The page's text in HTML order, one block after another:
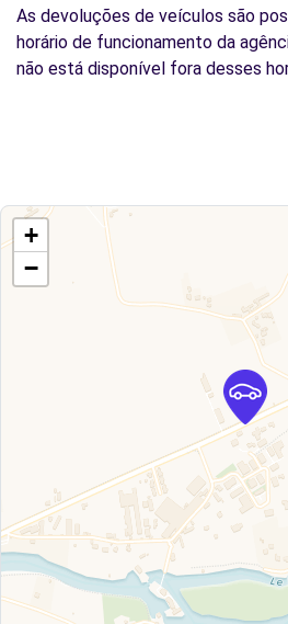
As devoluções de veículos são
horário de funcionamento da
não está disponível fora desses
+
−